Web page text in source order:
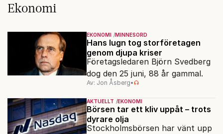
Ekonomi
EKONOMI MINNESORD
Hans lugn tog storföretagen
genom djupa kriser
Företagsledaren Björn Svedberg
dog den 25 juni, 88 år gammal.
Av: Jon Åsberg•
AKTUELLT EKONOMI
Börsen tar ett kliv uppåt – trots
dyrare olja
Stockholmsbörsen har vänt upp